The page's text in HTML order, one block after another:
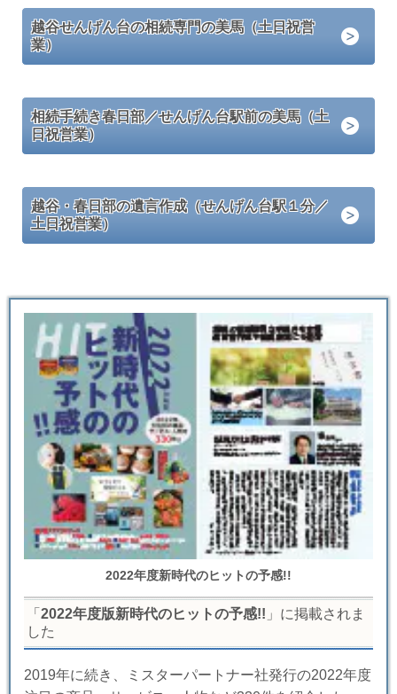
越谷せんげん台の相続専門の美馬（土日祝営
業）
相続手続き春日部／せんげん台駅前の美馬（土
日祝営業）
越谷・春日部の遺言作成（せんげん台駅１分／
土日祝営業）
2022年度新時代のヒットの予感!!
「 2022年度版新時代のヒットの予感!! 」に掲載されま
した
2019年に続き、ミスターパートナー社発行の2022年度